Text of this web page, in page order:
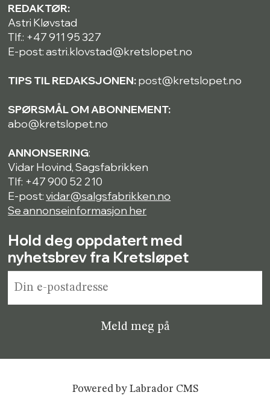
REDAKTØR:
Astri Kløvstad
Tlf.: +47 911 95 327
E-post: astri.klovstad@kretslopet.no
TIPS TIL REDAKSJONEN:post@kretslopet.no
SPØRSMÅL OM ABONNEMENT:
abo@kretslopet.no
ANNONSERING:
Vidar Hovind, Sagsfabrikken
Tlf: +47 900 52 210
E-post:vidar@salgsfabrikken.no
Se annonseinformasjon her
Hold deg oppdatert med
nyhetsbrev fra Kretsløpet
Powered by Labrador CMS